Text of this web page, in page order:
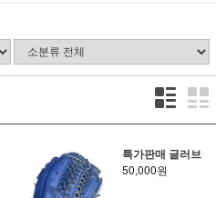
특가판매 글러브
50,000원